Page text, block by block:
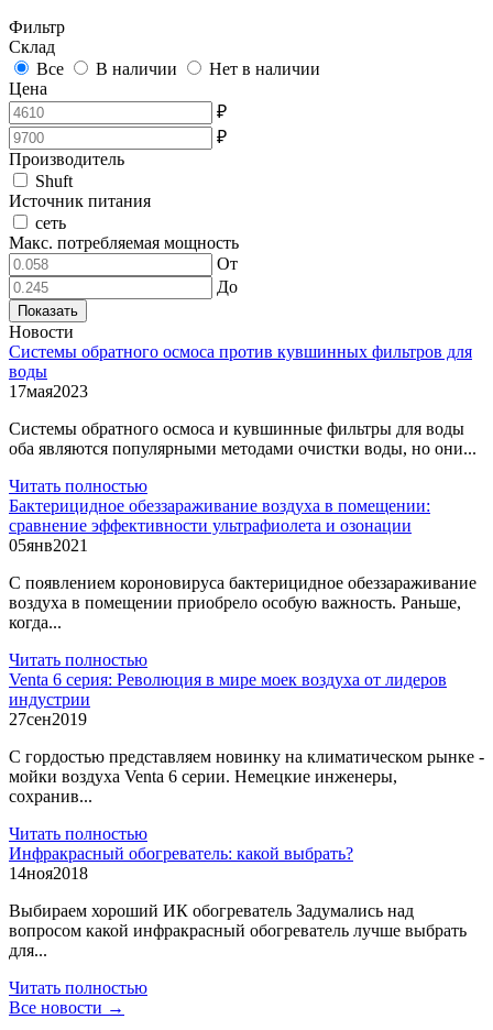
Фильтр
Склад
Все
В наличии
Нет в наличии
Цена
₽
₽
Производитель
Shuft
Источник питания
сеть
Макс. потребляемая мощность
От
До
Показать
Новости
Системы обратного осмоса против кувшинных фильтров для
воды
17мая2023
Системы обратного осмоса и кувшинные фильтры для воды
оба являются популярными методами очистки воды, но они...
Читать полностью
Бактерицидное обеззараживание воздуха в помещении:
сравнение эффективности ультрафиолета и озонации
05янв2021
С появлением короновируса бактерицидное обеззараживание
воздуха в помещении приобрело особую важность. Раньше,
когда...
Читать полностью
Venta 6 серия: Революция в мире моек воздуха от лидеров
индустрии
27сен2019
С гордостью представляем новинку на климатическом рынке -
мойки воздуха Venta 6 серии. Немецкие инженеры,
сохранив...
Читать полностью
Инфракрасный обогреватель: какой выбрать?
14ноя2018
Выбираем хороший ИК обогреватель Задумались над
вопросом какой инфракрасный обогреватель лучше выбрать
для...
Читать полностью
Все новости →